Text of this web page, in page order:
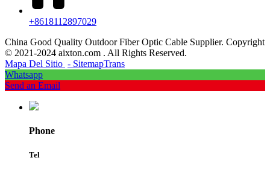
+8618112897029
China Good Quality Outdoor Fiber Optic Cable Supplier. Copyright
© 2021-2024 aixton.com . All Rights Reserved.
Mapa Del Sitio - SitemapTrans
Whatsapp
Send an Email
Phone
Tel